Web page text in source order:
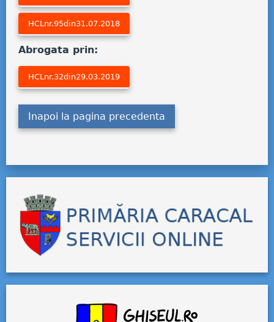
HCLnr.95din31.07.2018
Abrogata prin:
HCLnr.32din29.03.2019
Inapoi la pagina precedenta